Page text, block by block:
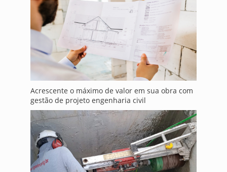
Acrescente o máximo de valor em sua obra com
gestão de projeto engenharia civil